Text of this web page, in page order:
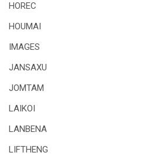
HOREC
HOUMAI
IMAGES
JANSAXU
JOMTAM
LAIKOI
LANBENA
LIFTHENG